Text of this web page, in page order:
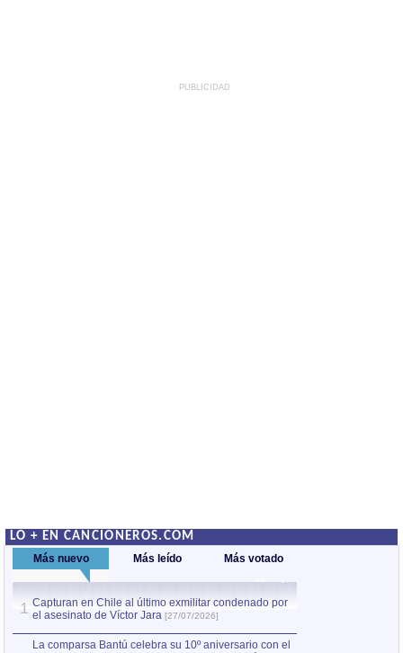
PUBLICIDAD
LO + EN CANCIONEROS.COM
Más nuevo Más leído Más votado
1 Capturan en Chile al último exmilitar condenado por
el asesinato de Víctor Jara [27/07/2026]
La comparsa Bantú celebra su 10º aniversario con el